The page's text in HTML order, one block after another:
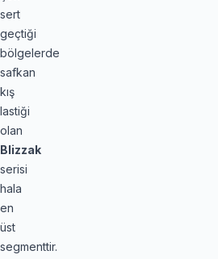
sert
geçtiği
bölgelerde
safkan
kış
lastiği
olan
Blizzak
serisi
hala
en
üst
segmenttir.